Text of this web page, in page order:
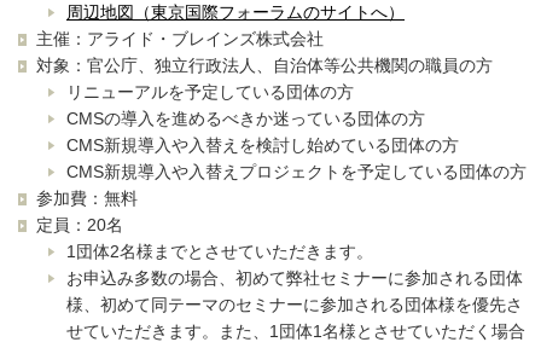
周辺地図（東京国際フォーラムのサイトへ）
主催：アライド・ブレインズ株式会社
対象：官公庁、独立行政法人、自治体等公共機関の職員の方
リニューアルを予定している団体の方
CMSの導入を進めるべきか迷っている団体の方
CMS新規導入や入替えを検討し始めている団体の方
CMS新規導入や入替えプロジェクトを予定している団体の方
参加費：無料
定員：20名
1団体2名様までとさせていただきます。
お申込み多数の場合、初めて弊社セミナーに参加される団体
様、初めて同テーマのセミナーに参加される団体様を優先さ
せていただきます。また、1団体1名様とさせていただく場合